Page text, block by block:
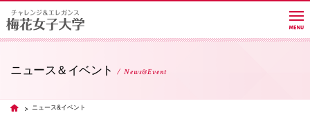
ニュース＆イベント News&Event
TOP ニュース&イベント